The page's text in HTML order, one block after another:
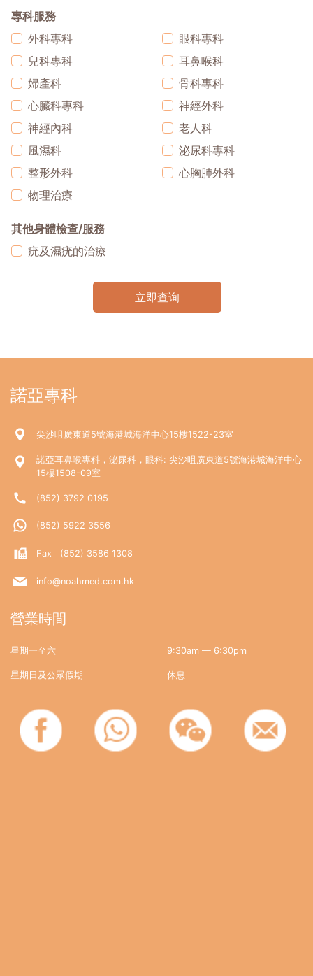
專科服務
外科專科
眼科專科
兒科專科
耳鼻喉科
婦產科
骨科專科
心臟科專科
神經外科
神經內科
老人科
風濕科
泌尿科專科
整形外科
心胸肺外科
物理治療
其他身體檢查/服務
疣及濕疣的治療
立即查询
諾亞專科
尖沙咀廣東道5號海港城海洋中心15樓1522-23室
諾亞耳鼻喉專科，泌尿科，眼科: 尖沙咀廣東道5號海港城海洋中心
15樓1508-09室
(852) 3792 0195
(852) 5922 3556
Fax (852) 3586 1308
info@noahmed.com.hk
營業時間
星期一至六 9:30am — 6:30pm
星期日及公眾假期 休息